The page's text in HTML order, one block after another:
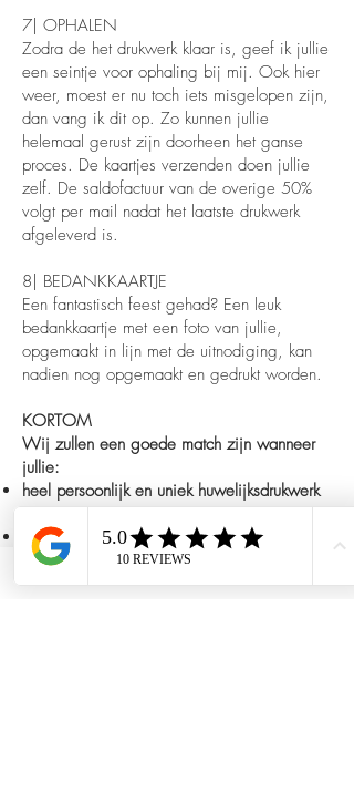
7| OPHALEN
Zodra de het drukwerk klaar is, geef ik jullie
een seintje voor ophaling bij mij. Ook hier
weer, moest er nu toch iets misgelopen zijn,
dan vang ik dit op. Zo kunnen jullie
helemaal gerust zijn doorheen het ganse
proces. De kaartjes verzenden doen jullie
zelf. De saldofactuur van de overige 50%
volgt per mail nadat het laatste drukwerk
afgeleverd is.
8| BEDANKKAARTJE
Een fantastisch feest gehad? Een leuk
bedankkaartje met een foto van jullie,
opgemaakt in lijn met de uitnodiging, kan
nadien nog opgemaakt en gedrukt worden.
KORTOM
Wij zullen een goede match zijn wanneer
jullie:
heel persoonlijk en uniek huwelijksdrukwerk
wensen
kwalitatief drukwerk belangrijk vinden
niet eindeloos willen zoeken tussen
standaard ontwerpen die iedereen kan